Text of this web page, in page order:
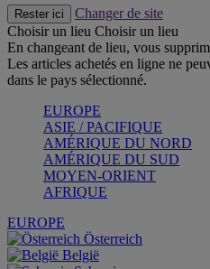
Rester ici
Changer de site
Choisir un lieu Choisir un lieu
En changeant de lieu, vous
Les articles achetés en ligne ne
dans le pays sélectionné.
EUROPE
ASIE / PACIFIQUE
AMÉRIQUE DU NORD
AMÉRIQUE DU SUD
MOYEN-ORIENT
AFRIQUE
EUROPE
Österreich
België